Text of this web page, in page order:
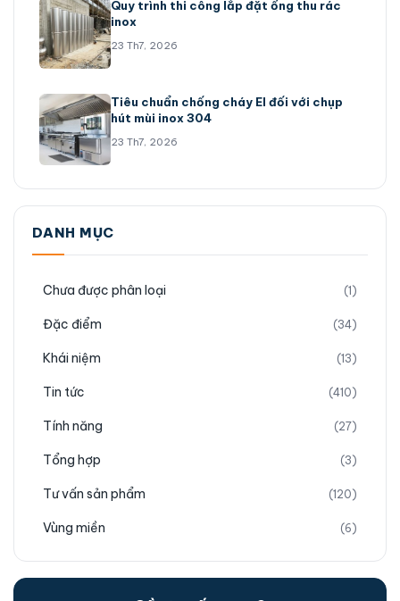
Quy trình thi công lắp đặt ống thu rác
inox
23 Th7, 2026
Tiêu chuẩn chống cháy EI đối với chụp
hút mùi inox 304
23 Th7, 2026
DANH MỤC
Chưa được phân loại (1)
Đặc điểm (34)
Khái niệm (13)
Tin tức (410)
Tính năng (27)
Tổng hợp (3)
Tư vấn sản phẩm (120)
Vùng miền (6)